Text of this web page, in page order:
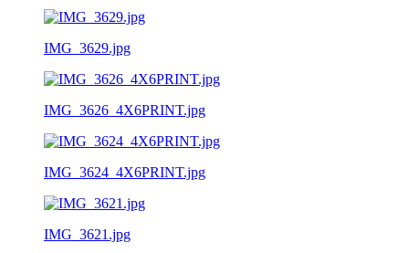
IMG_3629.jpg
IMG_3626_4X6PRINT.jpg
IMG_3624_4X6PRINT.jpg
IMG_3621.jpg